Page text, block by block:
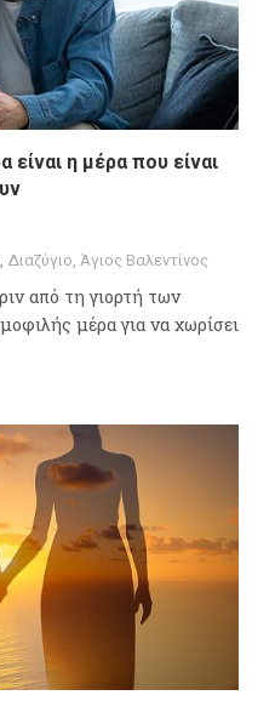
είναι η μέρα που είναι
, Διαζύγιο, Άγιος Βαλεντίνος
από τη γιορτή των
μέρα για να χωρίσει